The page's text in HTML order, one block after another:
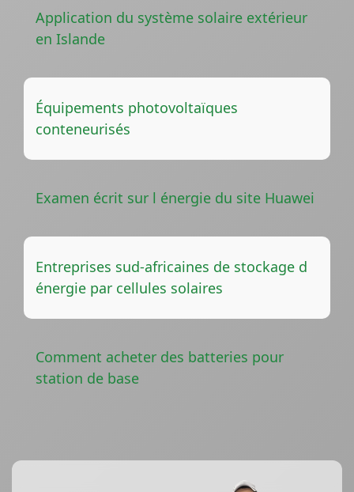
Application du système solaire extérieur
en Islande
Équipements photovoltaïques
conteneurisés
Examen écrit sur l énergie du site Huawei
Entreprises sud-africaines de stockage d
énergie par cellules solaires
Comment acheter des batteries pour
station de base